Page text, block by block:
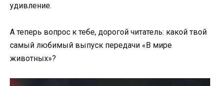
удивление.
А теперь вопрос к тебе, дорогой читатель: какой твой
самый любимый выпуск передачи «В мире
животных»?